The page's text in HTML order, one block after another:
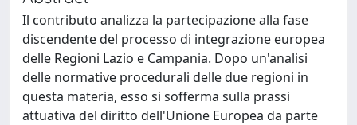
Il contributo analizza la partecipazione alla fase
discendente del processo di integrazione europea
delle Regioni Lazio e Campania. Dopo un'analisi
delle normative procedurali delle due regioni in
questa materia, esso si sofferma sulla prassi
attuativa del diritto dell'Unione Europea da parte